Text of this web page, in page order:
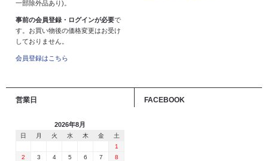
一部除外品あり)。
事前の会員登録・ログインが必要で
す。お買い物後の価格変更はお受け
しておりません。
会員登録はこちら
営業日
2026年8月
日 月 火 水 木 金
土
1
2
3 4 5 6 7
8
FACEBOOK